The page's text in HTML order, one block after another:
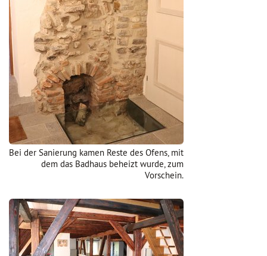
Bei der Sanierung kamen Reste des Ofens, mit
dem das Badhaus beheizt wurde, zum
Vorschein.